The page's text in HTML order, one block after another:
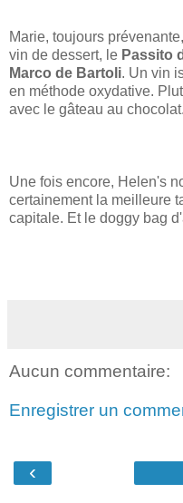
Marie, toujours
vin de dessert, le Passito
Marco de Bartoli. Un vin
en méthode oxydative.
avec le gâteau au chocolat.
Une fois encore, Helen's
certainement la meilleure
capitale. Et le doggy bag
Aucun commentaire:
Enregistrer un
‹